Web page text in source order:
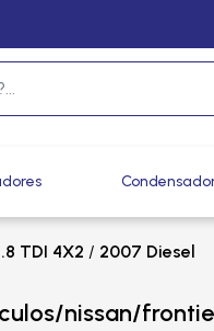
TDI 4X2 / 2007 Diesel
nissan/